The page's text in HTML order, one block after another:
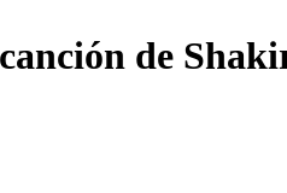
de